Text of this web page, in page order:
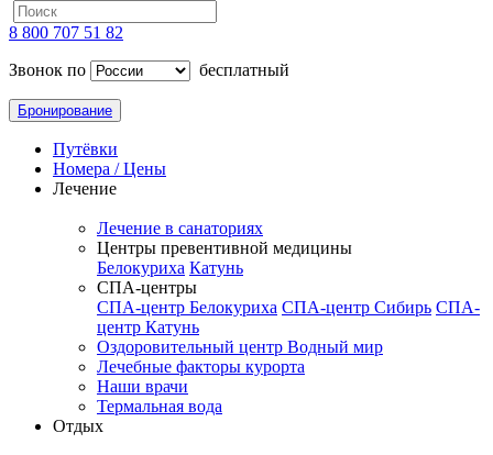
8 800 707 51 82
Звонок по
бесплатный
Бронирование
Путёвки
Номера / Цены
Лечение
Лечение в санаториях
Центры превентивной медицины
Белокуриха Катунь
СПА-центры
СПА-центр Белокуриха СПА-центр Сибирь СПА-
центр Катунь
Оздоровительный центр Водный мир
Лечебные факторы курорта
Наши врачи
Термальная вода
Отдых